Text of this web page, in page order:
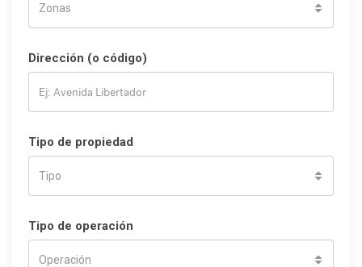
Zonas
Dirección (o código)
Tipo de propiedad
Tipo
Tipo de operación
Operación